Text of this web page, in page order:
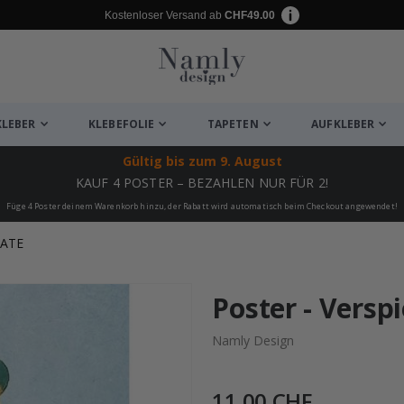
Kostenloser Versand ab CHF49.00
KLEBEFOLIE TAPETEN AUFKLEBER
Gültig bis zum 9. August
KAUF 4 POSTER – BEZAHLEN NUR FÜR 2!
Füge 4 Poster deinem Warenkorb hinzu, der Rabatt wird automatisch beim Checkout angewendet!
Poster -
Namly Design